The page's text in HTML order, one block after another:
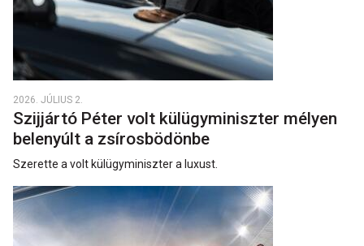
2026. JÚLIUS 2.
Szijjártó Péter volt külügyminiszter mélyen
belenyúlt a zsírosbödönbe
Szerette a volt külügyminiszter a luxust.